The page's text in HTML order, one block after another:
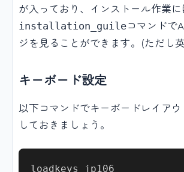
が入っており、インストール作業に
installation_guileコマンドで
ジを見ることができます。(ただし
キーボード設定
以下コマンドでキーボードレイア
しておきましょう。